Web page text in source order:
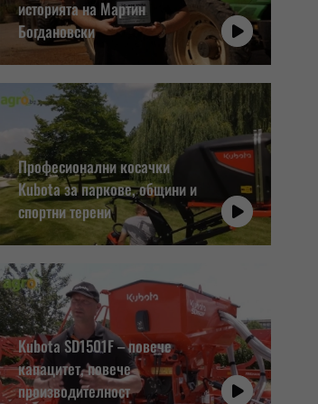
историята на Мартин
Богдановски
Професионални косачки
Kubota за паркове, общини и
спортни терени
Kubota SD1501F – повече
капацитет, повече
производителност